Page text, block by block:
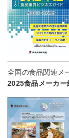
全国の食品関連
2025食品メーカー